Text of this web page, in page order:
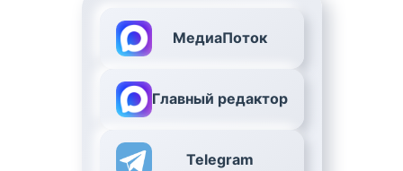
МедиаПоток
Главный редактор
Telegram